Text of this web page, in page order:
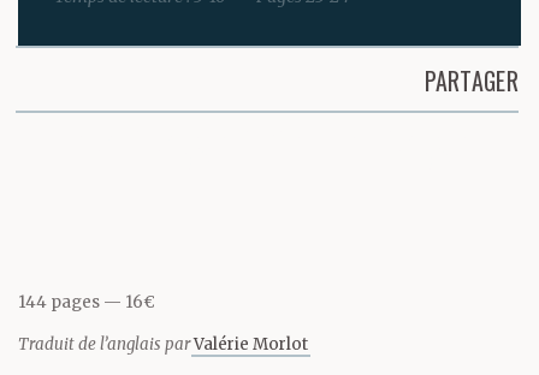
en dépendait. Ce qui
bien sûr était exact – et
l’a toujours été depuis.
de t’éloigner.
PARTAGER
144 pages 16€
Traduit de l’anglais parValérie Morlot